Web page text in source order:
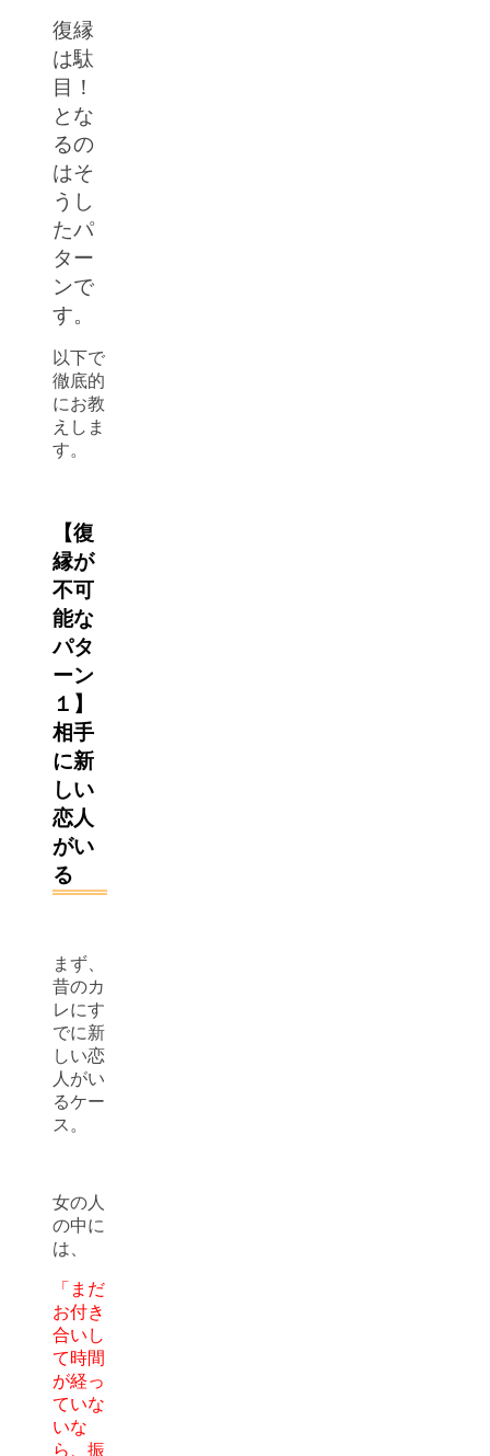
復縁
は駄
目！
とな
るの
はそ
うし
たパ
ター
ンで
す。
以下で
徹底的
にお教
えしま
す。
【復
縁が
不可
能な
パタ
ーン
１】
相手
に新
しい
恋人
がい
る
まず、
昔のカ
レにす
でに新
しい恋
人がい
るケー
ス。
女の人
の中に
は、
「まだ
お付き
合いし
て時間
が経っ
ていな
いな
ら、振